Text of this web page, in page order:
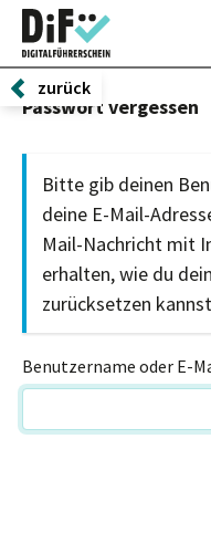
zurück
Passwort vergessen
Bitte gib deinen
deine E-Mail-
Mail-Nachricht mit
erhalten, wie du
zurücksetzen
Benutzername oder E-